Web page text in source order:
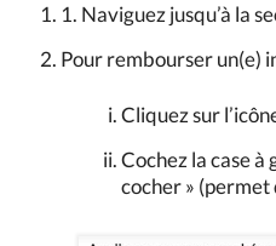
1. Naviguez jusqu’à la
Pour rembourser un(e)
Cliquez sur
Cochez la case à
cocher » (permet